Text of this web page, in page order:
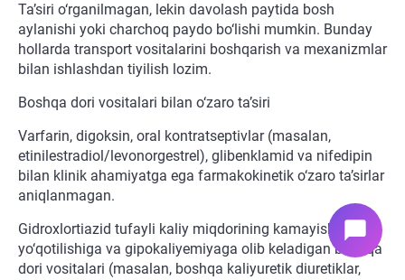
Ta’siri o‘rganilmagan, lekin davolash paytida bosh
aylanishi yoki charchoq paydo bo‘lishi mumkin. Bunday
hollarda transport vositalarini boshqarish va mexanizmlar
bilan ishlashdan tiyilish lozim.
Boshqa dori vositalari bilan o‘zaro ta’siri
Varfarin, digoksin, oral kontratseptivlar (masalan,
etinilestradiol/levonorgestrel), glibenklamid va nifedipin
bilan klinik ahamiyatga ega farmakokinetik o‘zaro ta’sirlar
aniqlanmagan.
Gidroxlortiazid tufayli kaliy miqdorining kamayishi kaliy
yo‘qotilishiga va gipokaliyemiyaga olib keladigan boshqa
dori vositalari (masalan, boshqa kaliyuretik diuretiklar,
chat_bubble